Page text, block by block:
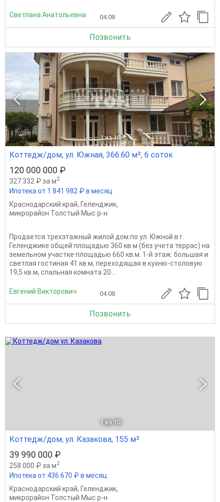
Светлана Анатольевна 04.08
Позвонить
1 из 10
Коттедж/дом, ул. Южная, 366.60 м², 6 соток
120 000 000 ₽
327 332 ₽ за м2
Ипотека от 1 841 982 ₽ в месяц
Краснодарский край, Геленджик,
микрорайон Толстый Мыс р-н
Продается трехэтажный жилой дом по ул. Южной в г.
Геленджике общей площадью 360 кв.м (без учета террас) на
земельном участке площадью 660 кв.м. 1-й этаж: большая и
светлая гостиная 41 кв.м, переходящая в кухню-столовую
19,5 кв.м, спальная комната 20...
Евгений Викторович 04.08
Позвонить
1 из 10
Коттедж/дом, ул. Казакова, 155 м²
39 990 000 ₽
258 000 ₽ за м2
Ипотека от 436 670 ₽ в месяц
Краснодарский край, Геленджик,
микрорайон Толстый Мыс р-н